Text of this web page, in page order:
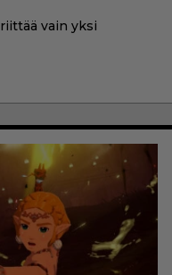
vain yksi